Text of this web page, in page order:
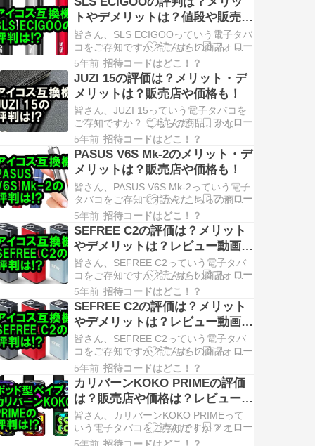
みました。 興味のある方は、ご覧くだ
さい！ FREEM(フリーム)とは？
FREEM(フリーム)とは、電子タバコアイ
コスのヒートス…
トやデメリットは？値段や販売店
も！
皆さん、SLS ECIGOOっていう電子タバ
コをご存知ですか？ こちらの商品、か
なり売れてるみたいよ・・・！ という
わけで、SLS ECIGOOについてちょっと
調べてみました。 興味のある方は、ご
覧ください！ SLS ECIGOO(エスエルエ
ス イーシグー)とは？ SLS EC…
5年前 招待コードはどこ！？
JUZI 15の評価は？メリット・デ
メリットは？販売店や価格も！
皆さん、JUZI 15っていう電子タバコを
ご存知ですか？ こちらの商品、かなり
売れてるみたいよ・・・！ というわけ
で、JUZI 15についてちょっと調べてみ
ました。 興味のある方は、ご覧くださ
い！ JUZI 15(ジュジ15)とは？ JUZI 15
とは、アイコスのヒートスティッ…
5年前 招待コードはどこ！？
PASUS V6S Mk-2のメリット・デ
メリットは？販売店や価格も！
皆さん、PASUS V6S Mk-2っていう電子
タバコをご存知ですか？ こちらの商
品、すごく売れてるみたいよ・・・！
というわけで、PASUS V6S Mk-2につい
てちょっと調べてみました。 興味のあ
る方は、ご覧ください！ PASUS V6S
Mk-2(パス ブイシックスエス…
5年前 招待コードはどこ！？
SEFREE C2の評価は？メリット
やデメリットは？レビュー動画も
あり！
皆さん、SEFREE C2っていう電子タバ
コをご存知ですか？ こちらの商品、か
なり売れてるみたいよ・・・！ という
わけで、SEFREE C2についてちょっと
調べてみました。 興味のある方は、ご
覧ください！ SEFREE C2(セフリー・シ
ーツー)とは？ SEFREE C2とは、…
5年前 招待コードはどこ！？
SEFREE C2の評価は？メリット
やデメリットは？レビュー動画も
あり！
皆さん、SEFREE C2っていう電子タバ
コをご存知ですか？ こちらの商品、か
なり売れてるみたいよ・・・！ という
わけで、SEFREE C2についてちょっと
調べてみました。 興味のある方は、ご
覧ください！ SEFREE C2(セフリー・シ
ーツー)とは？ SEFREE C2とは、…
5年前 招待コードはどこ！？
カリバーンKOKO PRIMEの評価
は？販売店や価格は？レビュー動
画もあり！
皆さん、カリバーンKOKO PRIMEって
いう電子タバコをご存知ですか？ こち
らのベイプ、かなり人気みたい